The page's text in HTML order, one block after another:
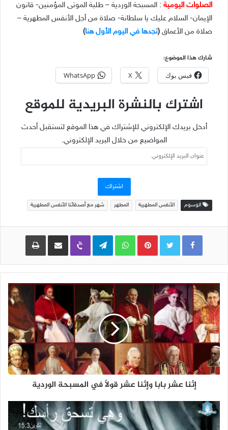
الصلوات اليومية : المسبحة الوردية – طلبة الموتى المؤمنين- قانون
الإيمان- السلام عليك يا سلطانة- صلاة من أجل الأنفس المطهرية –
صلاة من الأعماق (تجدها في اليوم الأول هنا)
شارك هذا الموضوع:
فيس بوك X
WhatsApp
اشترك بالنشرة البريدية للموقع
أدخل بريدك الإلكتروني للإشتراك في هذا الموقع لتستقبل أحدث
المواضيع من خلال البريد الإلكتروني.
عنوان
البريد
اشتراك
الوسوم الأنفس المطهرية المطهر شهر مع أصدقائنا الأنفس المطهرية
Pinterest
WhatsApp
Telegram
Viber مشاركة عبر البريد طباعة
إثنا عشر بابا وإثنا عشر قولاً في المسبحة الوردية